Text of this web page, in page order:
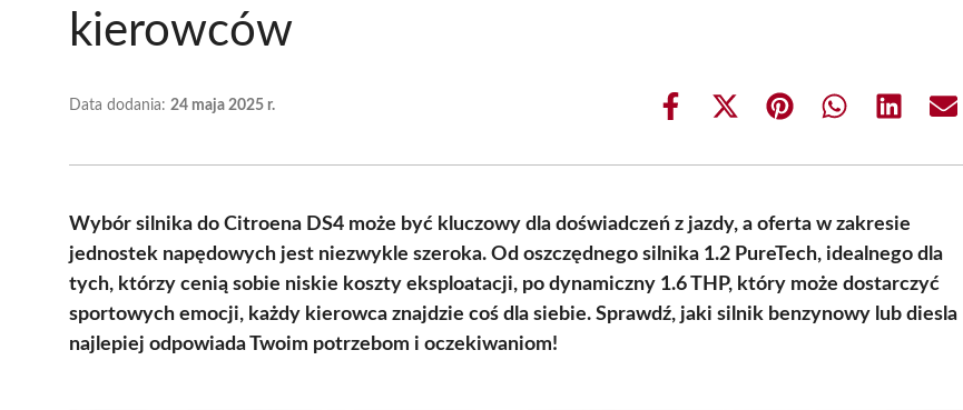
kierowców
Data dodania: 24 maja 2025 r.
Share
Share
(Twitter)
Share Share Share
Wybór silnika do Citroena DS4 może być kluczowy dla doświadczeń z jazdy, a oferta w zakresie
jednostek napędowych jest niezwykle szeroka. Od oszczędnego silnika 1.2 PureTech, idealnego dla
tych, którzy cenią sobie niskie koszty eksploatacji, po dynamiczny 1.6 THP, który może dostarczyć
sportowych emocji, każdy kierowca znajdzie coś dla siebie. Sprawdź, jaki silnik benzynowy lub diesla
najlepiej odpowiada Twoim potrzebom i oczekiwaniom!